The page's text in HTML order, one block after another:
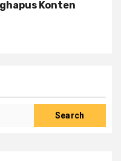
Konten
Search